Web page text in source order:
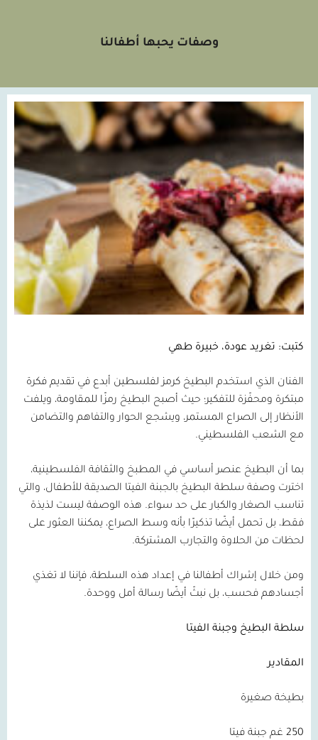
وصفات يحبها أطفالنا
كتبت: تغريد عودة، خبيرة طهي
الفنان الذي استخدم البطيخ كرمز لفلسطين أبدع في تقديم فكرة
مبتكرة ومحفّزة للتفكير؛ حيث أصبح البطيخ رمزًا للمقاومة، ويلفت
الأنظار إلى الصراع المستمر، ويشجع الحوار والتفاهم والتضامن
مع الشعب الفلسطيني.
بما أن البطيخ عنصر أساسي في المطبخ والثقافة الفلسطينية،
اخترت وصفة سلطة البطيخ بالجبنة الفيتا الصديقة للأطفال، والتي
تناسب الصغار والكبار على حد سواء. هذه الوصفة ليست لذيذة
فقط، بل تحمل أيضًا تذكيرًا بأنه وسط الصراع، يمكننا العثور على
لحظات من الحلاوة والتجارب المشتركة.
ومن خلال إشراك أطفالنا في إعداد هذه السلطة، فإننا لا تغذي
أجسادهم فحسب، بل نبثّ أيضًا رسالة أمل ووحدة.
سلطة البطيخ وجبنة الفيتا
المقادير
بطيخة صغيرة
250 غم جبنة فيتا